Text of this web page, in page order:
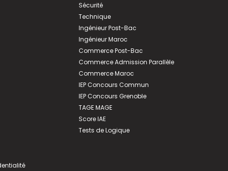
Sécurité
Technique
Ingénieur Post-Bac
Ingénieur Maroc
Commerce Post-Bac
Commerce Admission Parallèle
Commerce Maroc
IEP Concours Commun
IEP Concours Grenoble
TAGE MAGE
Score IAE
Tests de Logique